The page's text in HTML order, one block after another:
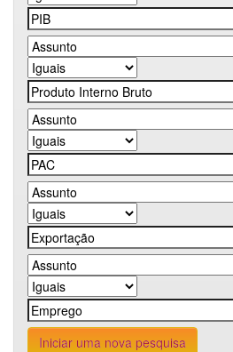
Iniciar uma nova pesquisa